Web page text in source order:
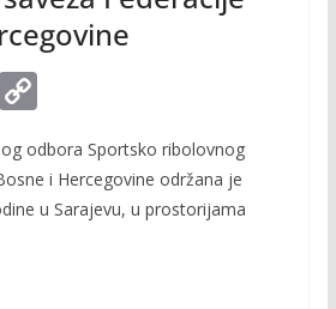
C
o
p
y
odbora Sportsko ribolovnog
i Hercegovine održana je
u Sarajevu, u prostorijama